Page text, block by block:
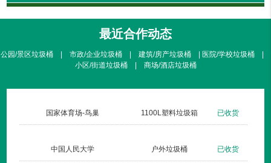
最近合作动态
公园/景区垃圾桶 | 市政/企业垃圾桶 | 建筑/房产垃圾桶 | 医院/学校垃圾桶 |
小区/街道垃圾桶 | 商场/酒店垃圾桶
暖山生活广场 不锈钢方形单桶001定制款 已收货
已收货
国家体育场-
中国人民